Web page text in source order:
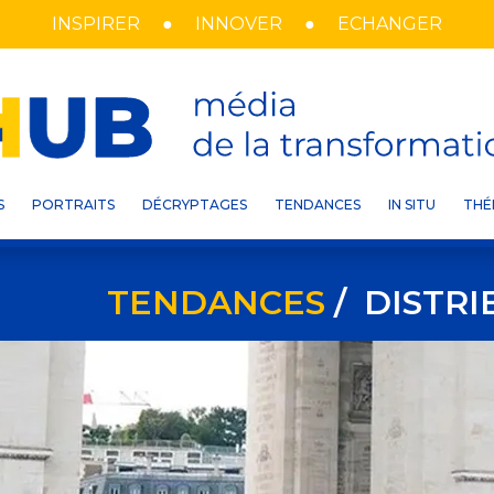
INSPIRER INNOVER ECHANGER
PORTRAITS DÉCRYPTAGES TENDANCES IN SITU
TENDANCES /